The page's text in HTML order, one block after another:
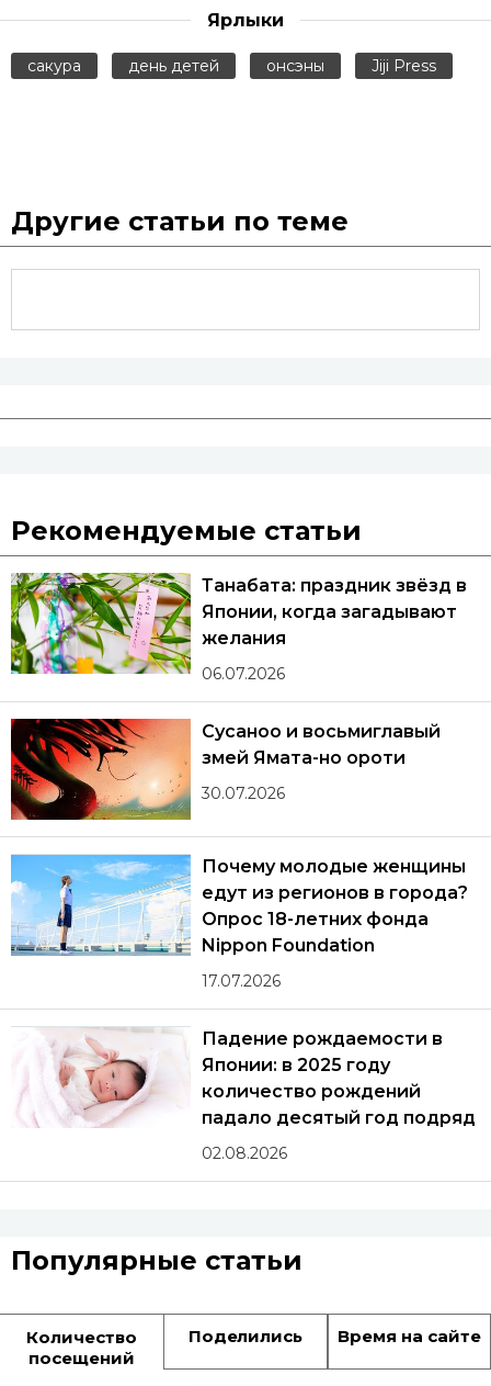
Ярлыки
сакура день детей онсэны Jiji Press
Другие статьи по теме
Рекомендуемые статьи
Танабата: праздник звёзд в
Японии, когда загадывают
желания
06.07.2026
Сусаноо и восьмиглавый
змей Ямата-но ороти
30.07.2026
Почему молодые женщины
едут из регионов в города?
Опрос 18-летних фонда
Nippon Foundation
17.07.2026
Падение рождаемости в
Японии: в 2025 году
количество рождений
падало десятый год подряд
02.08.2026
Популярные статьи
Количество
посещений
Поделились Время на сайте